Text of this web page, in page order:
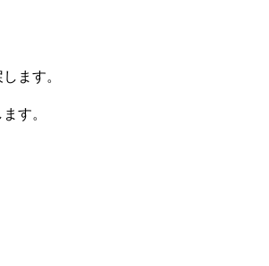
ます。
す。